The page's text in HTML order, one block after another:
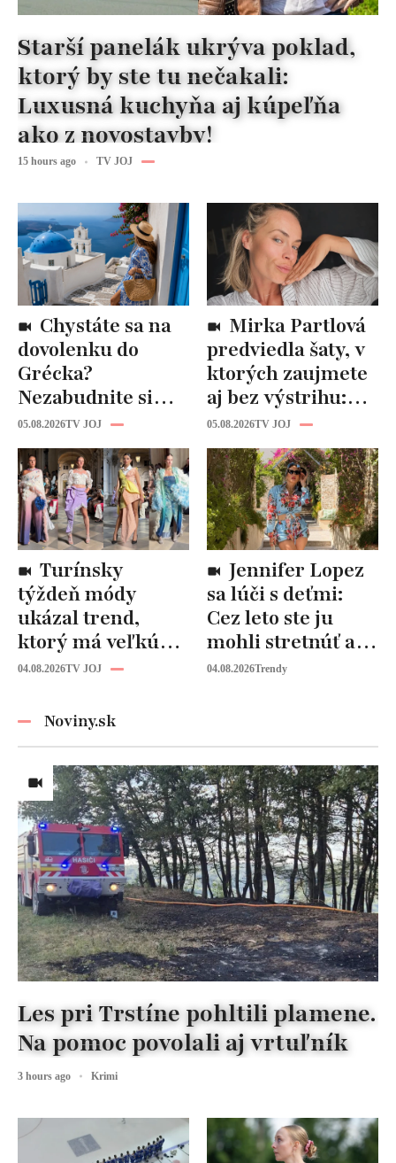
Starší panelák ukrýva poklad,
ktorý by ste tu nečakali:
Luxusná kuchyňa aj kúpeľňa
ako z novostavby!
15 hours ago TV JOJ
dovolenku do
Grécka?
Nezabudnite si
odtiaľ uloviť tieto
štýlové kúsky
05.08.2026TV JOJ
predviedla šaty, v
ktorých zaujmete
aj bez výstrihu:
Ich čaro je v tomto
detaile
05.08.2026TV JOJ
týždeň módy
ukázal trend,
ktorý má veľkú
budúcnosť: Počuli
materiáli?
04.08.2026TV JOJ
sa lúči s deťmi:
Cez leto ste ju
mohli stretnúť aj
vy!
04.08.2026Trendy
Noviny.sk
Les pri Trstíne pohltili plamene.
Na pomoc povolali aj vrtuľník
3 hours ago Krimi